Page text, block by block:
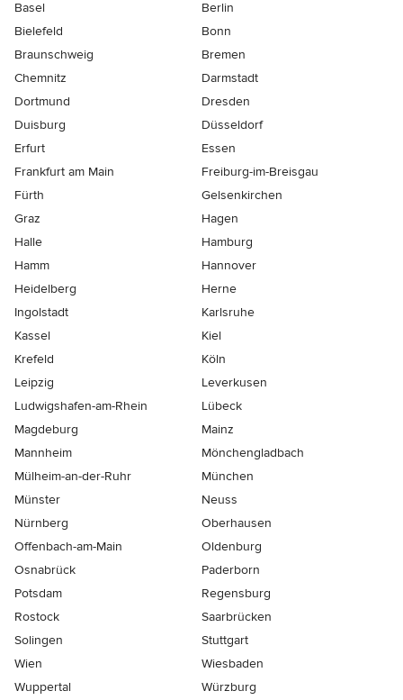
Basel
Berlin
Bielefeld
Bonn
Braunschweig
Bremen
Chemnitz
Darmstadt
Dortmund
Dresden
Duisburg
Düsseldorf
Erfurt
Essen
Frankfurt am Main
Freiburg-im-Breisgau
Fürth
Gelsenkirchen
Graz
Hagen
Halle
Hamburg
Hamm
Hannover
Heidelberg
Herne
Ingolstadt
Karlsruhe
Kassel
Kiel
Krefeld
Köln
Leipzig
Leverkusen
Ludwigshafen-am-Rhein
Lübeck
Magdeburg
Mainz
Mannheim
Mönchen­gladbach
Mülheim-an-der-Ruhr
München
Münster
Neuss
Nürnberg
Oberhausen
Offenbach-am-Main
Oldenburg
Osnabrück
Paderborn
Potsdam
Regensburg
Rostock
Saarbrücken
Solingen
Stuttgart
Wien
Wiesbaden
Wuppertal
Würzburg